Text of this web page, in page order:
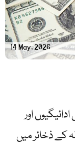
14 May, 2026
اور
کے ذخائر میں